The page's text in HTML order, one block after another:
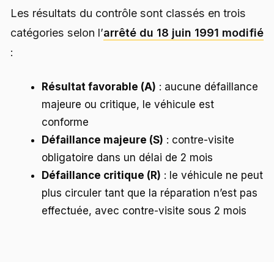
Les résultats du contrôle sont classés en trois
catégories selon l’arrêté du 18 juin 1991 modifié
:
Résultat favorable (A) : aucune défaillance
majeure ou critique, le véhicule est
conforme
Défaillance majeure (S) : contre-visite
obligatoire dans un délai de 2 mois
Défaillance critique (R) : le véhicule ne peut
plus circuler tant que la réparation n’est pas
effectuée, avec contre-visite sous 2 mois